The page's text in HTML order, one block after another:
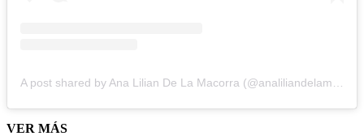
VER MÁS